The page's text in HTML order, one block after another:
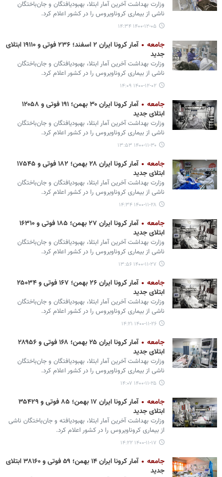
وزارت بهداشت آخرین آمار ابتلا، بهبودیافتگان و جان‌باختگان
ناشی از بیماری کروناویروس را در کشور اعلام کرد.
۱۴۰۰-۱۲-۰۵ ۱۴:۳۴
جامعه
آمار کرونا ایران ۲ اسفند؛ ۲۳۶ فوتی و ۱۹۱۱۰ ابتلای
جدید
وزارت بهداشت آخرین آمار ابتلا، بهبودیافتگان و جان‌باختگان
ناشی از بیماری کروناویروس را در کشور اعلام کرد.
۱۴۰۰-۱۲-۰۲ ۱۴:۰۹
جامعه
آمار کرونا ایران ۳۰ بهمن؛ ۱۹۱ فوتی و ۱۲۰۵۸
ابتلای جدید
وزارت بهداشت آخرین آمار ابتلا، بهبودیافتگان و جان‌باختگان
ناشی از بیماری کروناویروس را در کشور اعلام کرد.
۱۴۰۰-۱۱-۳۰ ۱۳:۵۳
جامعه
آمار کرونا ایران ۲۸ بهمن؛ ۱۸۲ فوتی و ۱۷۵۴۵
ابتلای جدید
وزارت بهداشت آخرین آمار ابتلا، بهبودیافتگان و جان‌باختگان
ناشی از بیماری کروناویروس را در کشور اعلام کرد.
۱۴۰۰-۱۱-۲۸ ۱۴:۳۴
جامعه
آمار کرونا ایران ۲۷ بهمن؛ ۱۸۵ فوتی و ۱۶۳۱۰
ابتلای جدید
وزارت بهداشت آخرین آمار ابتلا، بهبودیافتگان و جان‌باختگان
ناشی از بیماری کروناویروس را در کشور اعلام کرد.
۱۴۰۰-۱۱-۲۷ ۱۳:۵۶
جامعه
آمار کرونا ایران ۲۶ بهمن؛ ۱۶۷ فوتی و ۲۵۰۳۴
ابتلای جدید
وزارت بهداشت آخرین آمار ابتلا، بهبودیافتگان و جان‌باختگان
ناشی از بیماری کروناویروس را در کشور اعلام کرد.
۱۴۰۰-۱۱-۲۶ ۱۴:۲۱
جامعه
آمار کرونا ایران ۲۵ بهمن؛ ۱۶۸ فوتی و ۲۸۹۵۶
ابتلای جدید
وزارت بهداشت آخرین آمار ابتلا، بهبودیافتگان و جان‌باختگان
ناشی از بیماری کروناویروس را در کشور اعلام کرد.
۱۴۰۰-۱۱-۲۵ ۱۴:۰۷
جامعه
آمار کرونا ایران ۱۷ بهمن؛ ۸۵ فوتی و ۳۵۴۲۹
ابتلای جدید
وزارت بهداشت آخرین آمار ابتلا، بهبودیافته و جان‌باختگان ناشی
از بیماری کروناویروس را در کشور اعلام کرد.
۱۴۰۰-۱۱-۱۷ ۱۴:۲۲
جامعه
آمار کرونا ایران ۱۴ بهمن؛ ۵۹ فوتی و ۳۸۱۶۰ ابتلای
جدید